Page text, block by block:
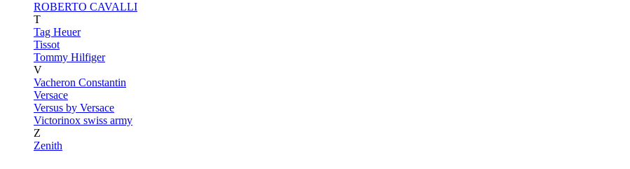
ROBERTO CAVALLI
T
Tag Heuer
Tissot
Tommy Hilfiger
V
Vacheron Constantin
Versace
Versus by Versace
Victorinox swiss army
Z
Zenith